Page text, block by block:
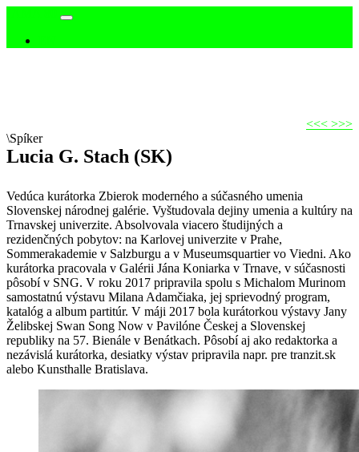
navigácia
<<< >>>
\Spíker
Lucia G. Stach (SK)
Vedúca kurátorka Zbierok moderného a súčasného umenia
Slovenskej národnej galérie. Vyštudovala dejiny umenia a kultúry na
Trnavskej univerzite. Absolvovala viacero študijných a
rezidenčných pobytov: na Karlovej univerzite v Prahe,
Sommerakademie v Salzburgu a v Museumsquartier vo Viedni. Ako
kurátorka pracovala v Galérii Jána Koniarka v Trnave, v súčasnosti
pôsobí v SNG. V roku 2017 pripravila spolu s Michalom Murinom
samostatnú výstavu Milana Adamčiaka, jej sprievodný program,
katalóg a album partitúr. V máji 2017 bola kurátorkou výstavy Jany
Želibskej Swan Song Now v Pavilóne Českej a Slovenskej
republiky na 57. Bienále v Benátkach. Pôsobí aj ako redaktorka a
nezávislá kurátorka, desiatky výstav pripravila napr. pre tranzit.sk
alebo Kunsthalle Bratislava.